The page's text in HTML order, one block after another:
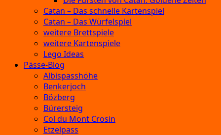
Catan – Das schnelle Kartenspiel
Catan – Das Würfelspiel
weitere Brettspiele
weitere Kartenspiele
Lego Ideas
Pässe-Blog
Albispasshöhe
Benkerjoch
Bözberg
Bürersteig
Col du Mont Crosin
Etzelpass